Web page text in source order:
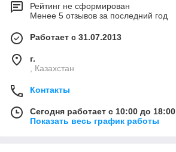
Рейтинг не сформирован
Менее 5 отзывов за последний год
Работает с 31.07.2013
г.
, Казахстан
Контакты
Сегодня работает с 10:00 до 18:00
Показать весь график работы